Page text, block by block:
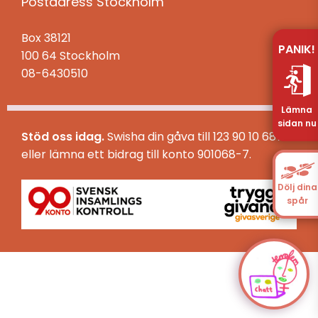
Tjejhus
Bli samtalsledare
Bli månadsgivare!
Bli medlem
Bli styrelseledamot
Praktikant hos Terrafem – Advokat- och
Kansli
Terrafems styrstruktur
Valberedning
Deposition
Dokumentation
Box 38121
100 64 Stockholm
08-6430510
Stöd oss idag.Swisha din gåva till 123 90 10 687
eller lämna ett bidrag till konto 901068-7.
PANIK!
Lämna
sidan nu
Dölj dina
spår